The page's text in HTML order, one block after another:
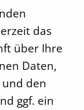
das
über Ihre
Daten,
den
ggf. ein